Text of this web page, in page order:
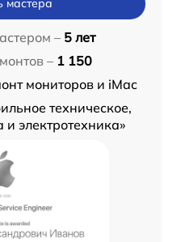
мастера
– 5 лет
– 1 150
мониторов и iMac
техническое,
и электротехника»